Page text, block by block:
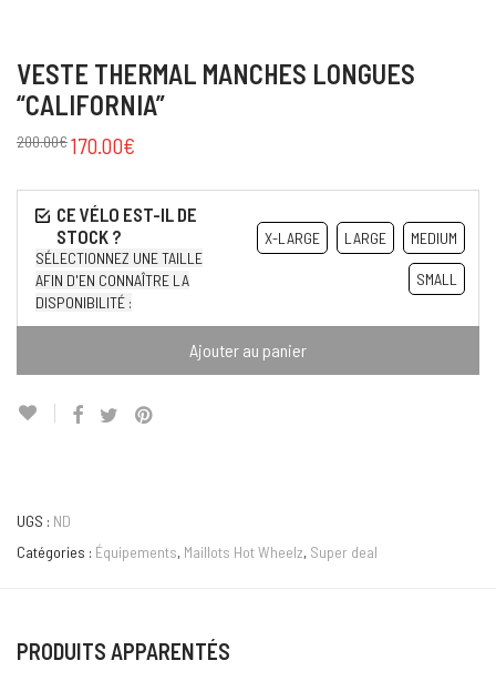
VESTE THERMAL MANCHES LONGUES
“CALIFORNIA”
200.00€170.00€
SÉLECTIONNEZ UNE TAILLE
AFIN D'EN CONNAÎTRE LA
DISPONIBILITÉ :
X-LARGE LARGE MEDIUM
SMALL
Ajouter au panier
UGS : ND
Catégories : Équipements, Maillots Hot Wheelz, Super deal
PRODUITS APPARENTÉS